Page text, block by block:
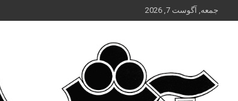
محتوا
جمعه, آگوست 7, 2026